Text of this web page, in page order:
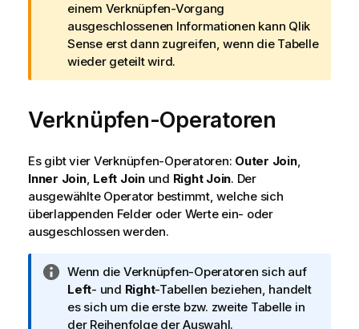
i
n
w
e
i
einem Verknüpfen-Vorgang
ausgeschlossenen Informationen kann Qlik
Senseerst dann zugreifen, wenn die Tabelle
wieder geteilt wird.
Verknüpfen-Operatoren
Es gibt vier Verknüpfen-Operatoren: Outer Join,
Inner Join, Left Joinund Right Join. Der
ausgewählte Operator bestimmt, welche sich
überlappenden Felder oder Werte ein- oder
ausgeschlossen werden.
I
n
f
o
Wenn die Verknüpfen-Operatoren sich auf
Left- und Right-Tabellen beziehen, handelt
es sich um die erste bzw. zweite Tabelle in
der Reihenfolge der Auswahl.